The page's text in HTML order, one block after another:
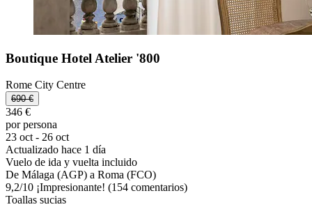
Boutique Hotel Atelier '800
Rome City Centre
690 €
346 €
por persona
23 oct - 26 oct
Actualizado hace 1 día
Vuelo de ida y vuelta incluido
De Málaga (AGP) a Roma (FCO)
9,2/10 ¡Impresionante! (154 comentarios)
Toallas sucias